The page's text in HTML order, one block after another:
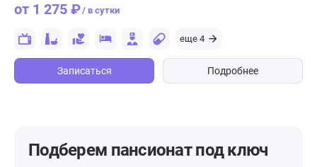
от 1 275 ₽/ в сутки
еще 4
Записаться Подробнее
Подберем пансионатпод ключ